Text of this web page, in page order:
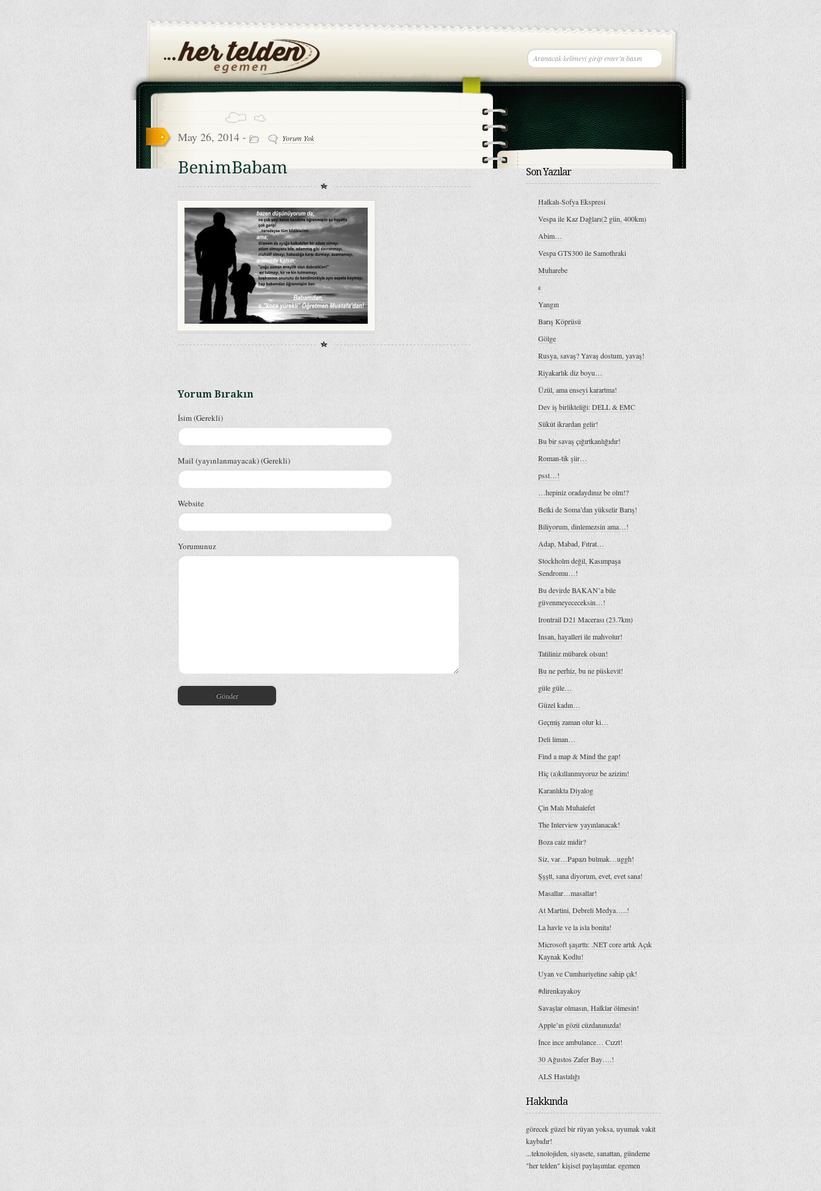
May 26, 2014 - Yorum Yok
BenimBabam
Yorum Bırakın
İsim (Gerekli)
Mail (yayınlanmayacak) (Gerekli)
Website
Yorumunuz
Son Yazılar
Halkalı-Sofya Ekspresi
Vespa ile Kaz Dağları(2 gün, 400km)
Abim…
Vespa GTS300 ile Samothraki
Muharebe
ε
Yangın
Barış Köprüsü
Gölge
Rusya, savaş? Yavaş dostum, yavaş!
Riyakarlık diz boyu…
Üzül, ama enseyi karartma!
Dev iş birlikteliği: DELL & EMC
Sükût ikrardan gelir!
Bu bir savaş çığırtkanlığıdır!
Roman-tik şiir…
psst…!
…hepiniz oradaydınız be olm!?
Belki de Soma’dan yükselir Barış!
Biliyorum, dinlemezsin ama…!
Adap, Mabad, Fıtrat…
Stockholm değil, Kasımpaşa
Sendromu…!
Bu devirde BAKAN’a bile
güvenmeyececeksin…!
Irontrail D21 Macerası (23.7km)
İnsan, hayalleri ile mahvolur!
Tatiliniz mübarek olsun!
Bu ne perhiz, bu ne püskevit!
güle güle…
Güzel kadın…
Geçmiş zaman olur ki…
Deli liman…
Find a map & Mind the gap!
Hiç (a)kıllanmıyoruz be azizim!
Karanlıkta Diyalog
Çin Malı Muhalefet
The Interview yayınlanacak!
Boza caiz midir?
Siz, var…Papazı bulmak…uggh!
Şşştt, sana diyorum, evet, evet sana!
Masallar…masallar!
At Martini, Debreli Medya…..!
La havle ve la isla bonita!
Microsoft şaşırttı: .NET core artık Açık
Kaynak Kodlu!
Uyan ve Cumhuriyetine sahip çık!
#direnkayakoy
Savaşlar olmasın, Halklar ölmesin!
Apple’ın gözü cüzdanınızda!
İnce ince ambulance… Cızzt!
30 Ağustos Zafer Bay….!
ALS Hastalığı
Hakkında
görecek güzel bir rüyan yoksa, uyumak vakit
kaybıdır!
...teknolojiden, siyasete, sanattan, gündeme
"her telden" kişisel paylaşımlar. egemen